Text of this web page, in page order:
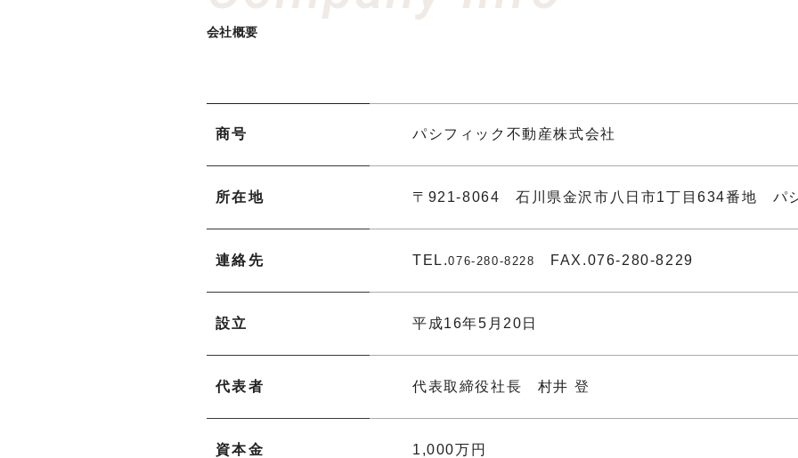
会社概要
商号 パシフィック不動産株式会社
所在地 〒921-8064 石川県金沢市八日市1丁目634番地 パ
連絡先 TEL.076-280-8228 FAX.076-280-8229
設立 平成16年5月20日
代表者 代表取締役社長 村井 登
資本金 1,000万円